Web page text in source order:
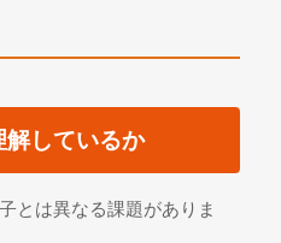
しているか
とは異なる課題がありま